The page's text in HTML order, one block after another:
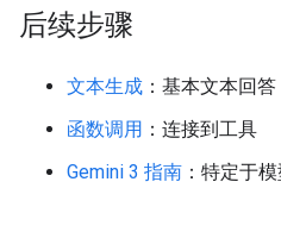
后续步骤
文本生成 ：基本文本回答
函数调用 ：连接到工具
Gemini 3 指南 ：特定于